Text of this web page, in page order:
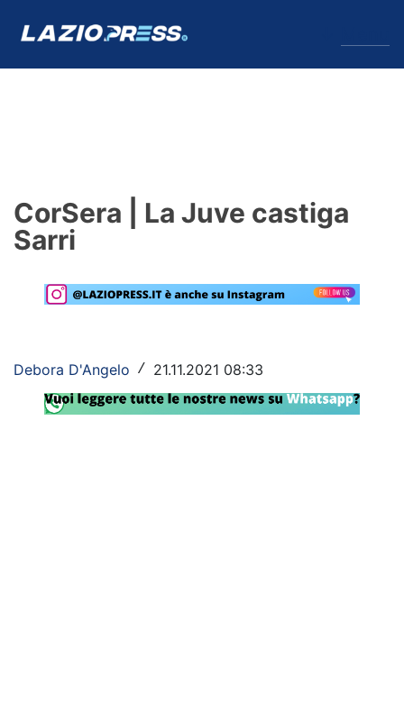
Formello
Primavera
Lazio Women
CorSera | La Juve castiga
Sarri
Debora D'Angelo / 21.11.2021 08:33